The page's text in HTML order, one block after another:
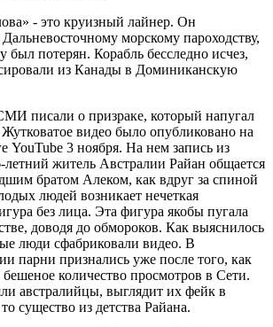
- это круизный лайнер. Он
морскому пароходству,
был потерян. Корабль бесследно исчез,
из Канады в Доминиканскую
писали о призраке, который напугал
видео было опубликовано на
YouTube 3 ноября. На нем запись из
летний житель Австралии Райан общается
братом Алеком, как вдруг за спиной
людей возникает нечеткая
без лица. Эта фигура якобы пугала
доводя до обмороков. Как выяснилось
люди сфабриковали видео. В
парни признались уже после того, как
количество просмотров в Сети.
австралийцы, выглядит их фейк в
существо из детства Райана.